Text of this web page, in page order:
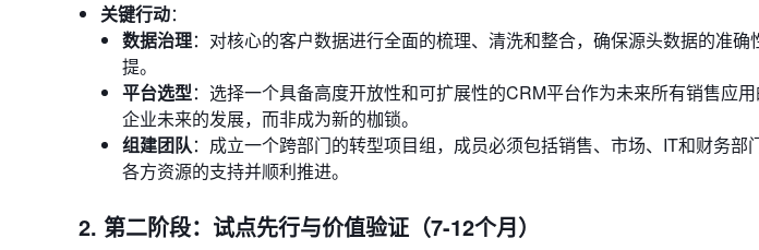
关键行动：
数据治理：对核心的客户数据进行全面的梳理、清洗和整合，确保源头数据的准
提。
平台选型：选择一个具备高度开放性和可扩展性的CRM平台作为未来所有销售应
企业未来的发展，而非成为新的枷锁。
组建团队：成立一个跨部门的转型项目组，成员必须包括销售、市场、IT和财务
各方资源的支持并顺利推进。
2. 第二阶段：试点先行与价值验证（7-12个月）